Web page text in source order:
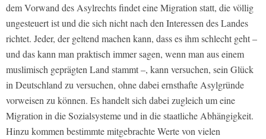
dem Vorwand des Asylrechts findet eine Migration statt, die völlig
ungesteuert ist und die sich nicht nach den Interessen des Landes
richtet. Jeder, der geltend machen kann, dass es ihm schlecht geht –
und das kann man praktisch immer sagen, wenn man aus einem
muslimisch geprägten Land stammt –, kann versuchen, sein Glück
in Deutschland zu versuchen, ohne dabei ernsthafte Asylgründe
vorweisen zu können. Es handelt sich dabei zugleich um eine
Migration in die Sozialsysteme und in die staatliche Abhängigkeit.
Hinzu kommen bestimmte mitgebrachte Werte von vielen